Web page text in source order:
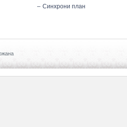
– Синхрони план